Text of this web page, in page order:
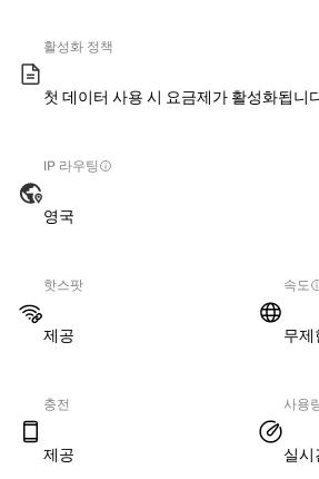
활성화 정책
첫 데이터 사용 시 요금제가 활성화됩니
IP 라우팅
영국
핫스팟
제공
속도
무제
충전
제공
사용
실시